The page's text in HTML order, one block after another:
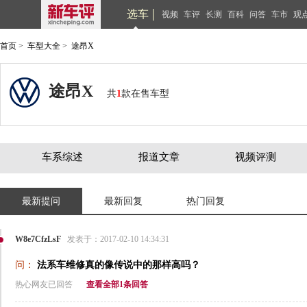
选车 视频 车评 长测 百科 问答 车市 观
首页 > 车型大全 > 途昂X
途昂X 共1款在售车型
车系综述 报道文章 视频评测
最新提问 最新回复 热门回复
W8e7CfzLsF 发表于：2017-02-10 14:34:31
问： 法系车维修真的像传说中的那样高吗？
热心网友已回答 查看全部1条回答